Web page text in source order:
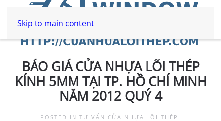
Skip to main content
BÁO GIÁ CỬA NHỰA LÕI THÉP
KÍNH 5MM TẠI TP. HỒ CHÍ MINH
NĂM 2012 QUÝ 4
POSTED IN TƯ VẤN CỬA NHỰA LÕI THÉP .